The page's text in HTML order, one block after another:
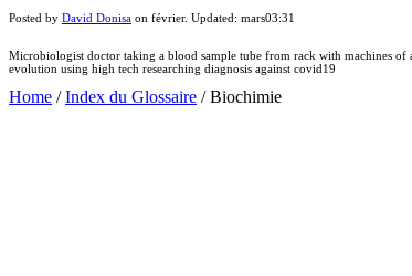
Posted by David Donisa on février. Updated: mars03:31
Microbiologist doctor taking a blood sample tube from rack with machines
evolution using high tech researching diagnosis against covid19
Home /Index du Glossaire /Biochimie